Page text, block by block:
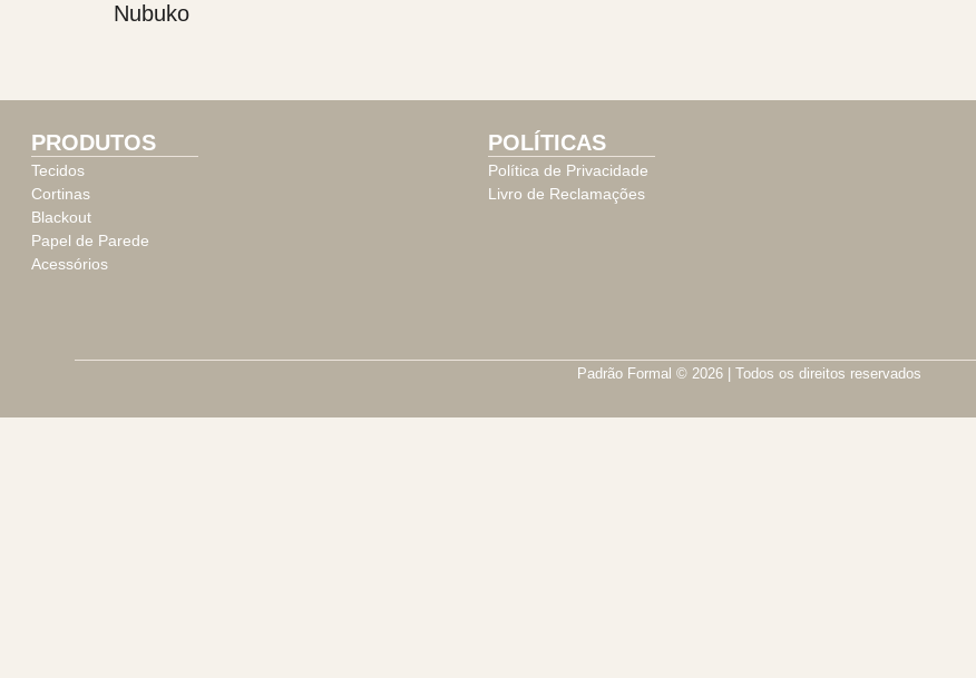
Nubuko
PRODUTOS
Tecidos
Cortinas
Blackout
Papel de Parede
Acessórios
POLÍTICAS
Política de Privacidade
Livro de Reclamações
Padrão Formal © 2026 | Todos os direitos reservados